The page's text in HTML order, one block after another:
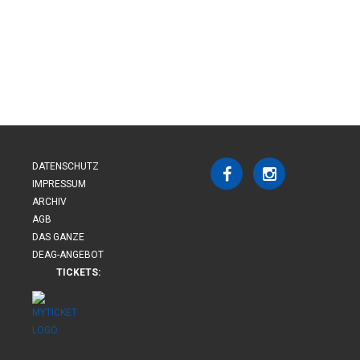
DATENSCHUTZ
IMPRESSUM
ARCHIV
AGB
DAS GANZE
DEAG-ANGEBOT
TICKETS: